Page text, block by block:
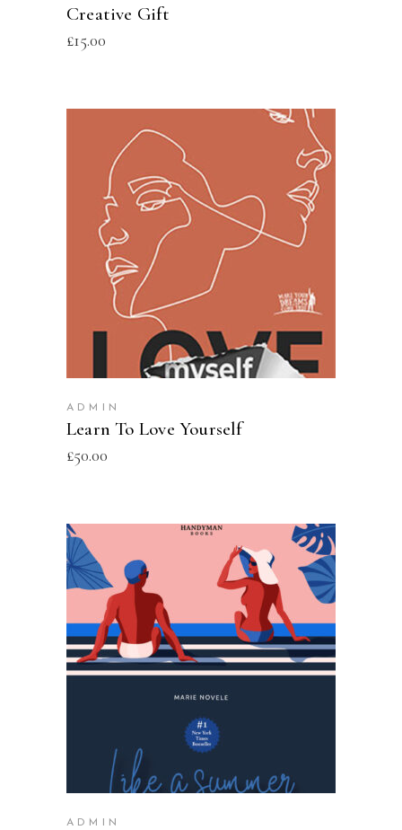
Creative Gift
£15.00
ADD TO CART
ADMIN
Learn To Love Yourself
£50.00
ADD TO CART
ADMIN